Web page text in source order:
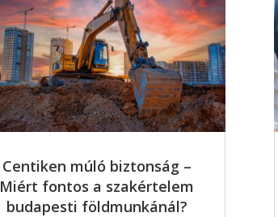
Centiken múló biztonság –
Miért fontos a szakértelem
budapesti földmunkánál?